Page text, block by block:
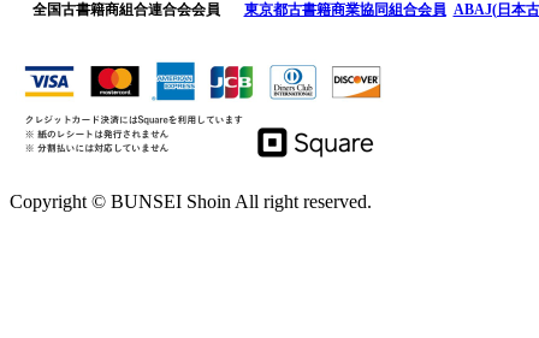
全国古書籍商組合連合会会員 東京都古書籍商業協同組合会員 ABAJ(日本
Copyright © BUNSEI Shoin All right reserved.